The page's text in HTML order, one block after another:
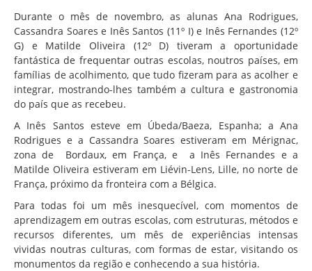
Durante o mês de novembro, as alunas Ana Rodrigues,
Cassandra Soares e Inês Santos (11º I) e Inês Fernandes (12º
G) e Matilde Oliveira (12º D) tiveram a oportunidade
fantástica de frequentar outras escolas, noutros países, em
famílias de acolhimento, que tudo fizeram para as acolher e
integrar, mostrando-lhes também a cultura e gastronomia
do país que as recebeu.
A Inês Santos esteve em Úbeda/Baeza, Espanha; a Ana
Rodrigues e a Cassandra Soares estiveram em Mérignac,
zona de Bordaux, em França, e a Inês Fernandes e a
Matilde Oliveira estiveram em Liévin-Lens, Lille, no norte de
França, próximo da fronteira com a Bélgica.
Para todas foi um mês inesquecível, com momentos de
aprendizagem em outras escolas, com estruturas, métodos e
recursos diferentes, um mês de experiências intensas
vividas noutras culturas, com formas de estar, visitando os
monumentos da região e conhecendo a sua história.